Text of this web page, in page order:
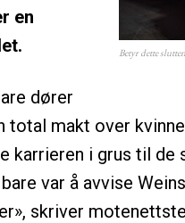
Betyr dette
en
dører
total makt over
karrieren i grus til de
var å avvise
skriver